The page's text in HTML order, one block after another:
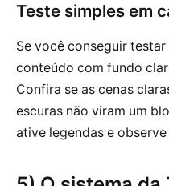
Teste simples em
Se você conseguir
conteúdo com fundo
Confira se as cenas
escuras não viram um
ative legendas e